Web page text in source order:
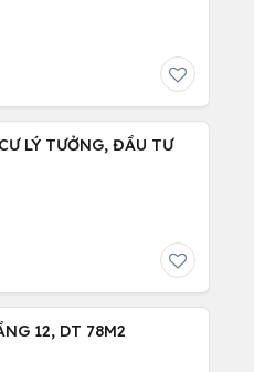
LÝ TƯỞNG, ĐẦU TƯ
12, DT 78M2